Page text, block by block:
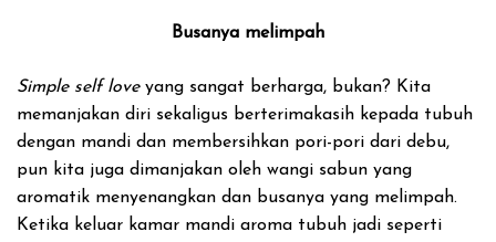
Busanya melimpah
Simple self loveyang sangat berharga, bukan? Kita
memanjakan diri sekaligus berterimakasih kepada tubuh
dengan mandi dan membersihkan pori-pori dari debu,
pun kita juga dimanjakan oleh wangi sabun yang
aromatik menyenangkan dan busanya yang melimpah.
Ketika keluar kamar mandi aroma tubuh jadi seperti